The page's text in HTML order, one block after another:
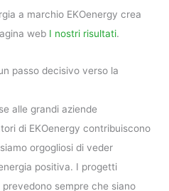
a marchio EKOenergy crea
web I nostri risultati.
passo decisivo verso la
alle grandi aziende
di EKOenergy contribuiscono
orgogliosi di veder
positiva. I progetti
sempre che siano